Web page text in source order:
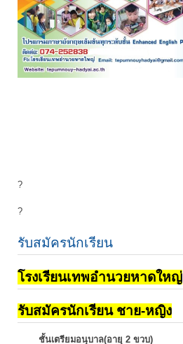
?
?
รับสมัครนักเรียน
โรงเรียนเทพอำนวยหาดใหญ่
รับสมัครนักเรียน ชาย-หญิง
ชั้นเตรียมอนุบาล(อายุ 2 ขวบ)